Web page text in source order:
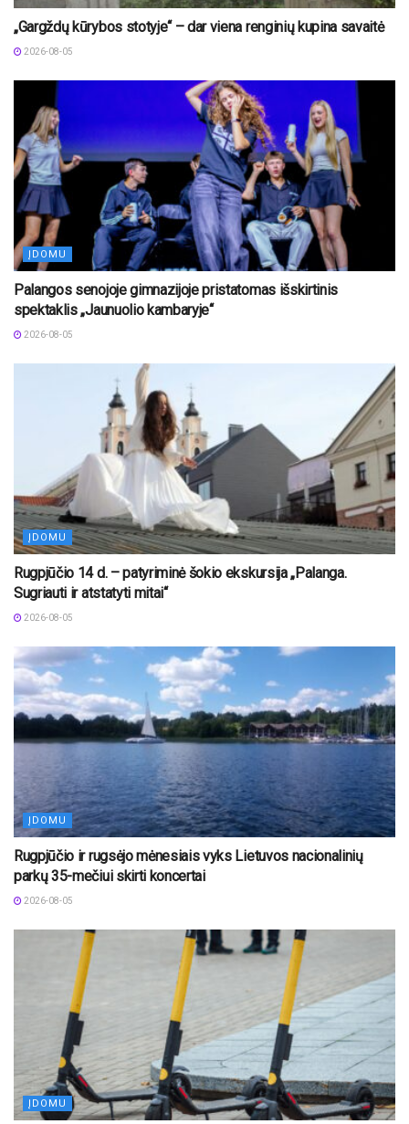
„Gargždų kūrybos stotyje“ – dar viena renginių kupina savaitė
2026-08-05
ĮDOMU
Palangos senojoje gimnazijoje pristatomas išskirtinis
spektaklis „Jaunuolio kambaryje“
2026-08-05
ĮDOMU
Rugpjūčio 14 d. – patyriminė šokio ekskursija „Palanga.
Sugriauti ir atstatyti mitai“
2026-08-05
ĮDOMU
Rugpjūčio ir rugsėjo mėnesiais vyks Lietuvos nacionalinių
parkų 35-mečiui skirti koncertai
2026-08-05
ĮDOMU